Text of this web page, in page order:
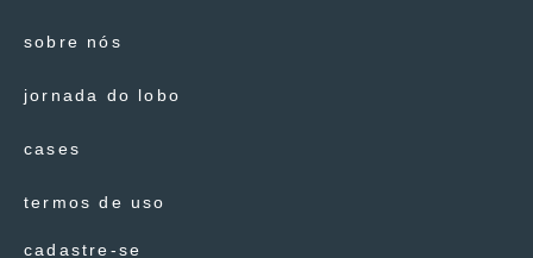
sobre nós
jornada do lobo
cases
termos de uso
cadastre-se